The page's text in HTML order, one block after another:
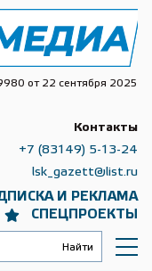
от 22 сентября 2025
И РЕКЛАМА
СПЕЦПРОЕКТЫ
Контакты
+7 (83149) 5-13-24
lsk_gazett@list.ru